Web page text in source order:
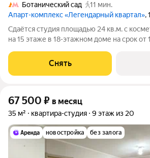
Ботанический сад
11 мин.
Апарт-комплекс «Легендарный квартал»,
Сдаётся студия площадью 24 кв.м. с
на 15 этаже в 18-этажном доме на срок от
монолитный, окна выходят на улицу. В
грузовой и 1 пассажирский.
Снять
67 500 ₽ в месяц
35 м² квартира-студия 9 этаж из 20
новостройка без залога